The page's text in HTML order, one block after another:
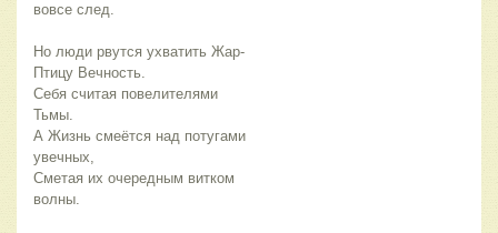
вовсе след.
Но люди рвутся ухватить Жар-
Птицу Вечность.
Себя считая повелителями
Тьмы.
А Жизнь смеётся над потугами
увечных,
Сметая их очередным витком
волны.